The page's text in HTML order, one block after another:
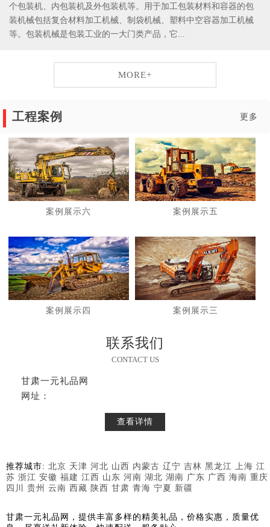
个包装机、内包装机及外包装机等。用于加工包装材料和容器的包
装机械包括复合材料加工机械、制袋机械、塑料中空容器加工机械
等。包装机械是包装工业的一大门类产品，它...
MORE+
工程案例 更多
案例展示六 案例展示五
案例展示四 案例展示三
联系我们
CONTACT US
甘肃一元礼品网
网址：
查看详情
推荐城市: 北京 天津 河北 山西 内蒙古 辽宁 吉林 黑龙江 上海 江
苏 浙江 安徽 福建 江西 山东 河南 湖北 湖南 广东 广西 海南 重庆
四川
贵州 云南 西藏 陕西 甘肃 青海 宁夏 新疆
甘肃一元礼品网，提供丰富多样的精美礼品，价格实惠，质量优